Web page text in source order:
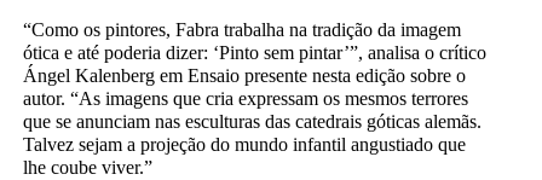
“Como os pintores, Fabra trabalha na tradição da imagem
ótica e até poderia dizer: ‘Pinto sem pintar’”, analisa o crítico
Ángel Kalenberg em Ensaio presente nesta edição sobre o
autor. “As imagens que cria expressam os mesmos terrores
que se anunciam nas esculturas das catedrais góticas alemãs.
Talvez sejam a projeção do mundo infantil angustiado que
lhe coube viver.”